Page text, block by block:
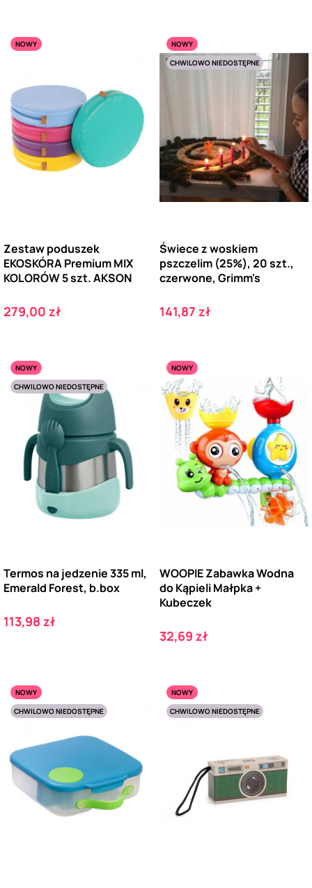
NOWY
Zestaw poduszek
EKOSKÓRA Premium MIX
KOLORÓW 5 szt. AKSON
Cena
279,00 zł
NOWY
CHWILOWO NIEDOSTĘPNE
Świece z woskiem
pszczelim (25%), 20 szt.,
czerwone, Grimm's
Cena
141,87 zł
NOWY
CHWILOWO NIEDOSTĘPNE
Termos na jedzenie 335 ml,
Emerald Forest, b.box
Cena
113,98 zł
NOWY
WOOPIE Zabawka Wodna
do Kąpieli Małpka +
Kubeczek
Cena
32,69 zł
NOWY
CHWILOWO NIEDOSTĘPNE
NOWY
CHWILOWO NIEDOSTĘPNE